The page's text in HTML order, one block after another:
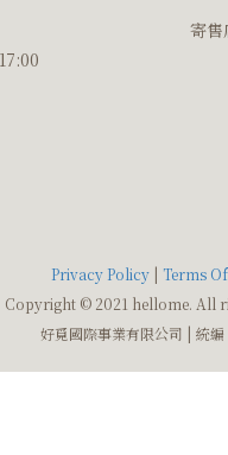
寄售
Privacy Policy| Terms
Copyright © 2021 hellome. All
好覓國際事業有限公司 | 統編